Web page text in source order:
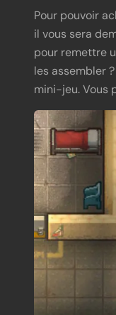
Pour pouvoir
il vous sera
pour remettre
les assembler
mini-jeu. Vous